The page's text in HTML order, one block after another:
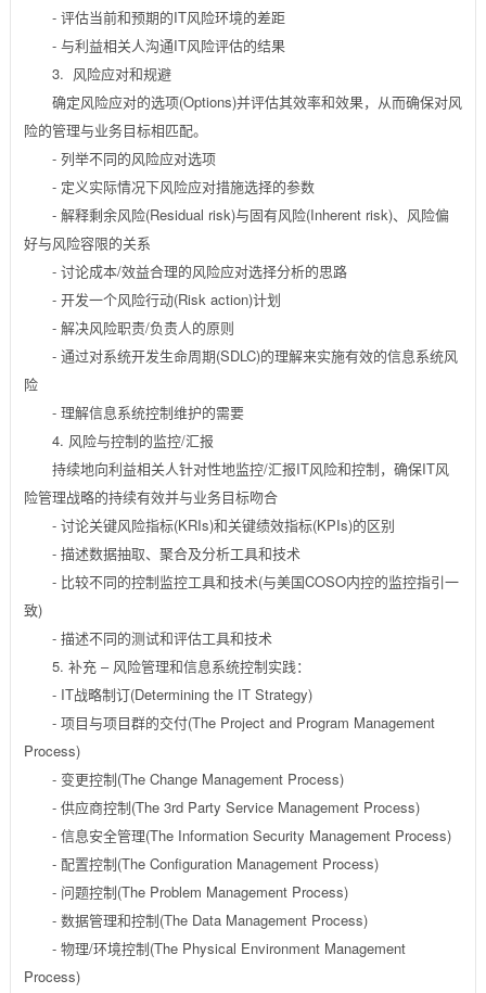
- 评估当前和预期的IT风险环境的差距
- 与利益相关人沟通IT风险评估的结果
3. 风险应对和规避
确定风险应对的选项(Options)并评估其效率和效果，从而确保对风
险的管理与业务目标相匹配。
- 列举不同的风险应对选项
- 定义实际情况下风险应对措施选择的参数
- 解释剩余风险(Residual risk)与固有风险(Inherent risk)、风险偏
好与风险容限的关系
- 讨论成本/效益合理的风险应对选择分析的思路
- 开发一个风险行动(Risk action)计划
- 解决风险职责/负责人的原则
- 通过对系统开发生命周期(SDLC)的理解来实施有效的信息系统风
险
- 理解信息系统控制维护的需要
4. 风险与控制的监控/汇报
持续地向利益相关人针对性地监控/汇报IT风险和控制，确保IT风
险管理战略的持续有效并与业务目标吻合
- 讨论关键风险指标(KRIs)和关键绩效指标(KPIs)的区别
- 描述数据抽取、聚合及分析工具和技术
- 比较不同的控制监控工具和技术(与美国COSO内控的监控指引一
致)
- 描述不同的测试和评估工具和技术
5. 补充 – 风险管理和信息系统控制实践：
- IT战略制订(Determining the IT Strategy)
- 项目与项目群的交付(The Project and Program Management
Process)
- 变更控制(The Change Management Process)
- 供应商控制(The 3rd Party Service Management Process)
- 信息安全管理(The Information Security Management Process)
- 配置控制(The Configuration Management Process)
- 问题控制(The Problem Management Process)
- 数据管理和控制(The Data Management Process)
- 物理/环境控制(The Physical Environment Management
Process)